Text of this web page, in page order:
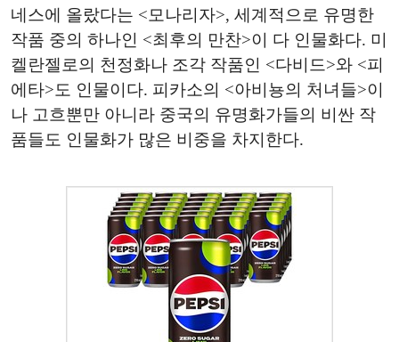
네스에 올랐다는 <모나리자>, 세계적으로 유명한
작품 중의 하나인 <최후의 만찬>이 다 인물화다. 미
켈란젤로의 천정화나 조각 작품인 <다비드>와 <피
에타>도 인물이다. 피카소의 <아비뇽의 처녀들>이
나 고흐뿐만 아니라 중국의 유명화가들의 비싼 작
품들도 인물화가 많은 비중을 차지한다.